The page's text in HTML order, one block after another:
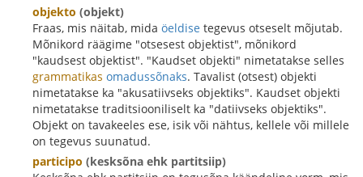
objekto (objekt)
Fraas, mis näitab, mida öeldise tegevus otseselt mõjutab.
Mõnikord räägime "otsesest objektist", mõnikord
"kaudsest objektist". "Kaudset objekti" nimetatakse selles
grammatikas omadussõnaks. Tavalist (otsest) objekti
nimetatakse ka "akusatiivseks objektiks". Kaudset objekti
nimetatakse traditsiooniliselt ka "datiivseks objektiks".
Objekt on tavakeeles ese, isik või nähtus, kellele või millele
on tegevus suunatud.
participo (kesksõna ehk partitsiip)